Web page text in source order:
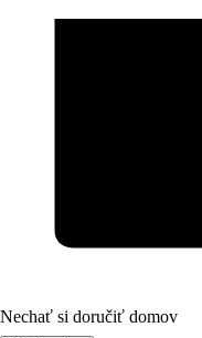
Nechať si doručiť domov